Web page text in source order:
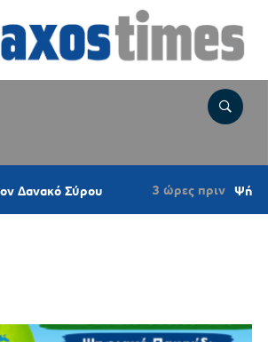
Σύρου 3 ώρες πριν Ψήφισμα του